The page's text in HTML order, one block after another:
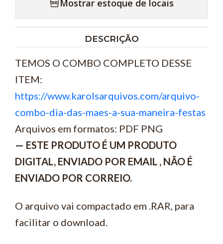
Mostrar estoque de locais
DESCRIÇÃO
TEMOS O COMBO COMPLETO DESSE
ITEM:
https://www.karolsarquivos.com/arquivo-
combo-dia-das-maes-a-sua-maneira-festas
Arquivos em formatos: PDF PNG
— ESTE PRODUTO É UM PRODUTO
DIGITAL, ENVIADO POR EMAIL , NÃO É
ENVIADO POR CORREIO.
O arquivo vai compactado em .RAR, para
facilitar o download.